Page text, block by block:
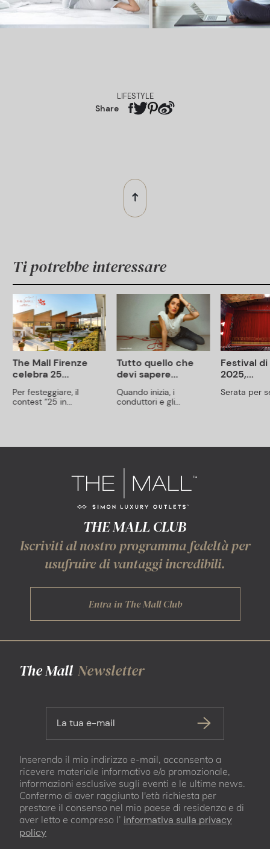
LIFESTYLE
Share
Ti potrebbe interessare
The Mall Firenze
celebra 25...
Per festeggiare, il
contest “25 in...
Tutto quello che
devi sapere...
Quando inizia, i
conduttori e gli...
Festival
2025,...
Serata per
THE MALL CLUB
Iscriviti al nostro programma fedeltà per
usufruire di vantaggi incredibili.
Entra in The Mall Club
The Mall Newsletter
La tua e-mail
Inserendo il mio indirizzo e-mail, acconsento a
ricevere materiale informativo e/o promozionale,
informazioni esclusive sugli eventi e le ultime news.
Confermo di aver raggiunto l'età richiesta per
prestare il consenso nel mio paese di residenza e di
aver letto e compreso l’ informativa sulla privacy
policy